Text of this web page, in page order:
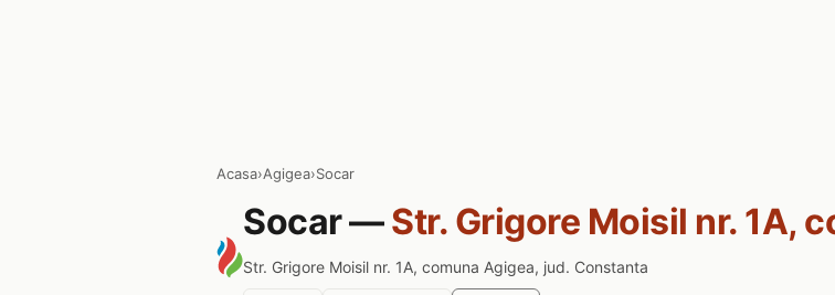
Acasa›Agigea›Socar
Socar —Str. Grigore Moisil nr. 1A,
Str. Grigore Moisil nr. 1A, comuna Agigea, jud. Constanta